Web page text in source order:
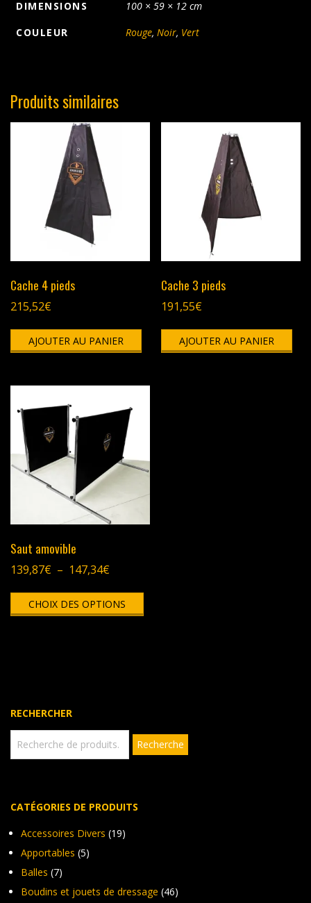
DIMENSIONS
100 × 59 × 12 cm
COULEUR
Rouge, Noir, Vert
Produits similaires
Cache 4 pieds
215,52€
AJOUTER AU PANIER
Cache 3 pieds
191,55€
AJOUTER AU PANIER
Saut amovible
139,87€ – 147,34€Plage
prix :
139,87€
CHOIX DES OPTIONS
Ce
a
sur
la
RECHERCHER
pour :
Recherche
CATÉGORIES DE PRODUITS
Accessoires Divers (19)
Apportables (5)
Balles (7)
Boudins et jouets de dressage (46)